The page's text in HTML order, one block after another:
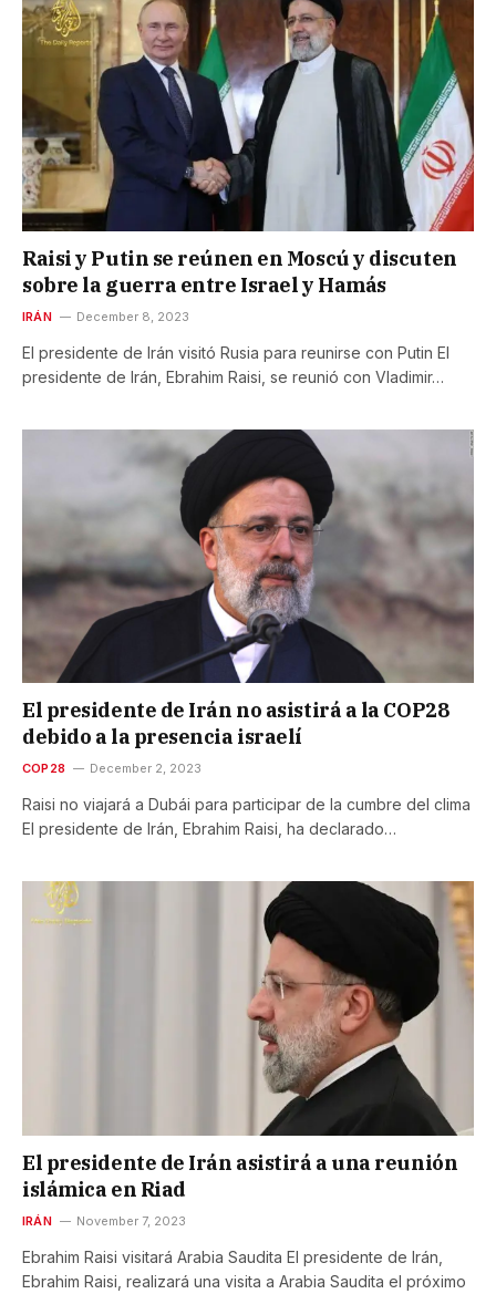
Raisi y Putin se reúnen en Moscú y discuten
sobre la guerra entre Israel y Hamás
IRÁN December 8, 2023
El presidente de Irán visitó Rusia para reunirse con Putin El
presidente de Irán, Ebrahim Raisi, se reunió con Vladimir…
El presidente de Irán no asistirá a la COP28
debido a la presencia israelí
COP28 December 2, 2023
Raisi no viajará a Dubái para participar de la cumbre del clima
El presidente de Irán, Ebrahim Raisi, ha declarado…
El presidente de Irán asistirá a una reunión
islámica en Riad
IRÁN November 7, 2023
Ebrahim Raisi visitará Arabia Saudita El presidente de Irán,
Ebrahim Raisi, realizará una visita a Arabia Saudita el próximo